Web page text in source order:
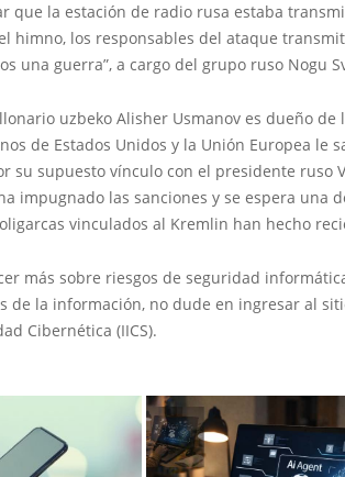
que la estación de radio rusa estaba
himno, los responsables del ataque
una guerra”, a cargo del grupo ruso Nogu
uzbeko Alisher Usmanov es dueño de
de Estados Unidos y la Unión Europea le
su supuesto vínculo con el presidente ruso
impugnado las sanciones y se espera una
vinculados al Kremlin han hecho
más sobre riesgos de seguridad
de la información, no dude en ingresar al
Cibernética (IICS).